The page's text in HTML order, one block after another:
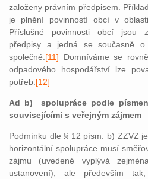
založeny právním předpisem.
je plnění povinností obcí v
Příslušné povinnosti obcí jsou
předpisy a jedná se současně
společné. [11] Domníváme se
odpadového hospodářství lze
potřeb. [12]
Ad b) spolupráce podle
souvisejícími s veřejným zájmem
Podmínku dle § 12 písm. b) ZZVZ
horizontální spolupráce musí
zájmu (uvedené vyplývá
ustanovení), ale především